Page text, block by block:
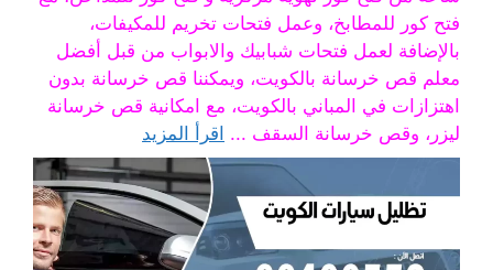
فتح كور للمطابخ، وعمل فتحات تخريم للمكيفات،
بالإضافة لعمل فتحات شبابيك والابواب من قبل أفضل
معلم قص خرسانة بالكويت، ويمكننا قص خرسانة بدون
اهتزازات في المباني بالكويت، مع امكانية قص خرسانة
ليزر، وقص خرسانة السقف ... اقرأ المزيد